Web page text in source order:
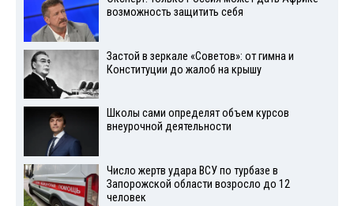
возможность защитить себя
Застой в зеркале «Советов»: от гимна и
Конституции до жалоб на крышу
Школы сами определят объем курсов
внеурочной деятельности
Число жертв удара ВСУ по турбазе в
Запорожской области возросло до 12
человек